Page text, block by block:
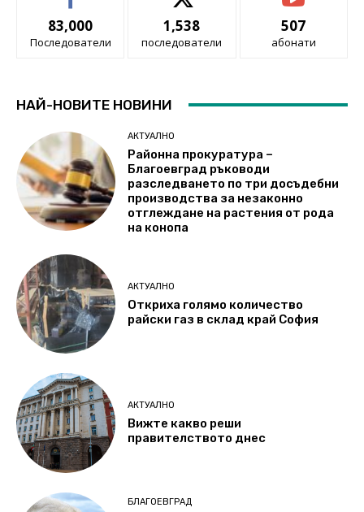
83,000
Последователи
1,538
последователи
507
абонати
НАЙ-НОВИТЕ НОВИНИ
АКТУАЛНО
Районна прокуратура –
Благоевград ръководи
разследването по три досъдебни
производства за незаконно
отглеждане на растения от рода
на конопа
АКТУАЛНО
Откриха голямо количество
райски газ в склад край София
АКТУАЛНО
Вижте какво реши
правителството днес
БЛАГОЕВГРАД